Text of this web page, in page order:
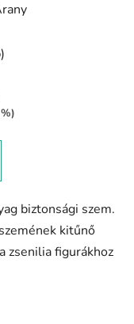
biztonsági szem.
kitűnő
zsenilia figurákhoz